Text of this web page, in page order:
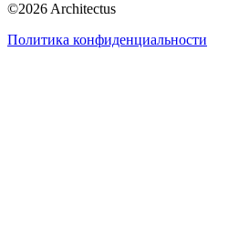
©2026 Architectus
Политика конфиденциальности